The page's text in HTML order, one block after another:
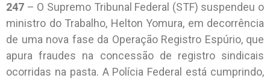
247 – O Supremo Tribunal Federal (STF) suspendeu o
ministro do Trabalho, Helton Yomura, em decorrência
de uma nova fase da Operação Registro Espúrio, que
apura fraudes na concessão de registro sindicais
ocorridas na pasta. A Polícia Federal está cumprindo,